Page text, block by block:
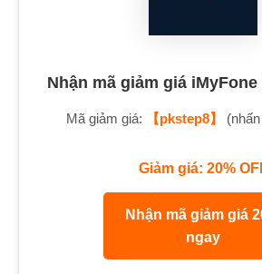
Nhận mã giảm giá iMyFone
Mã giảm giá: 【pkstep8】
Giảm giá: 20%
Nhận mã giảm giá
ngay